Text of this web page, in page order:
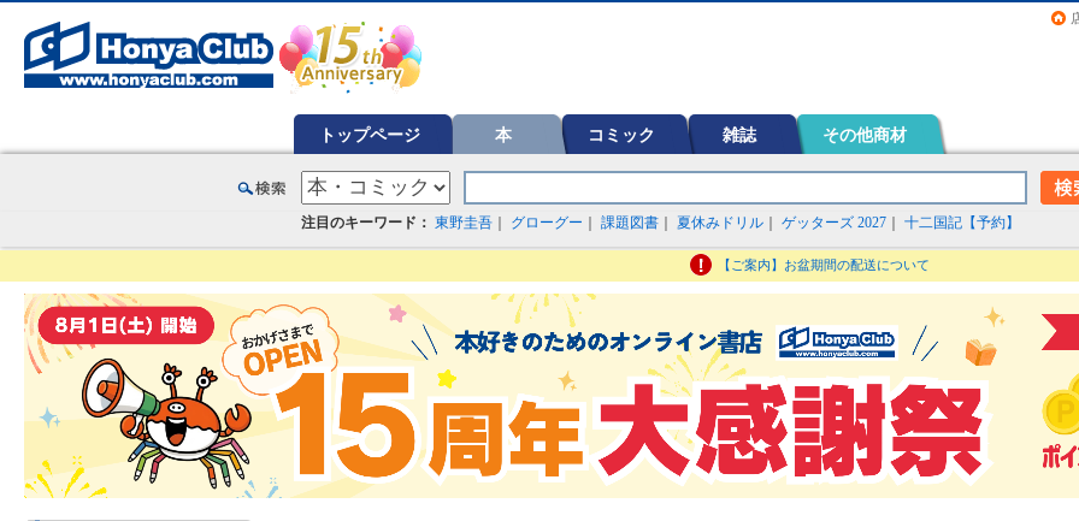
トップページ 本 コミック 雑誌 その他商材
注目のキーワード： 東野圭吾 グローグー 課題図書 夏休みドリル ゲッターズ 2027 十二国記【予約】
【ご案内】お盆期間の配送について